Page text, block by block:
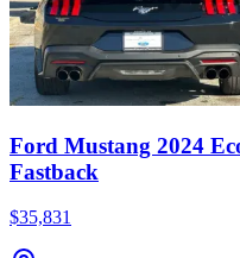
Ford Mustang 2024
Fastback
$35,831